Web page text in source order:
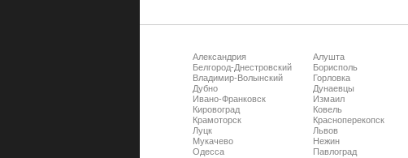
Александрия Алушта
Белгород-Днестровский
Борисполь
Владимир-Волынский
Горловка
Дубно
Дунаевцы
Ивано-Франковск
Измаил
Кировоград
Ковель
Крамоторск
Красноперекопск
Луцк
Львов
Мукачево
Нежин
Одесса
Павлоград